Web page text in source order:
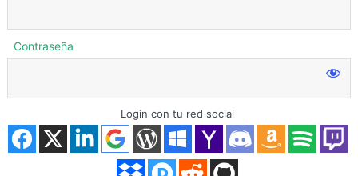
Acceder
Contraseña
Login con tu red social